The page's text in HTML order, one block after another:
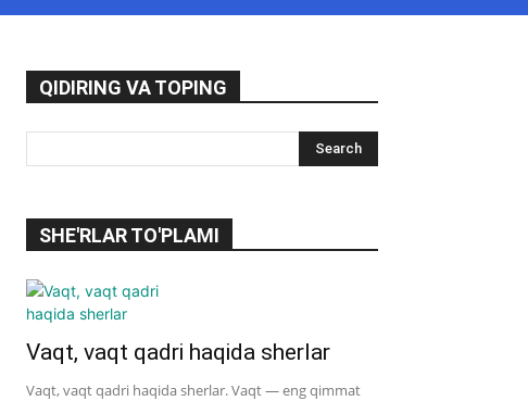
QIDIRING VA TOPING
SHE'RLAR TO'PLAMI
Vaqt, vaqt qadri haqida sherlar
Vaqt, vaqt qadri haqida sherlar. Vaqt — eng qimmat